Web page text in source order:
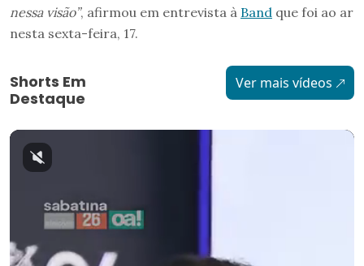
nessa visão”, afirmou em entrevista à Band que foi ao ar
nesta sexta-feira, 17.
Shorts Em
Destaque
Ver mais vídeos